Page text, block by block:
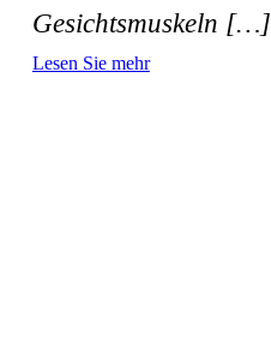
Gesichtsmuskeln […]
Lesen Sie mehr